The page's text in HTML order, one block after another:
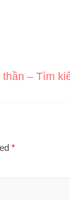
– Tìm
*